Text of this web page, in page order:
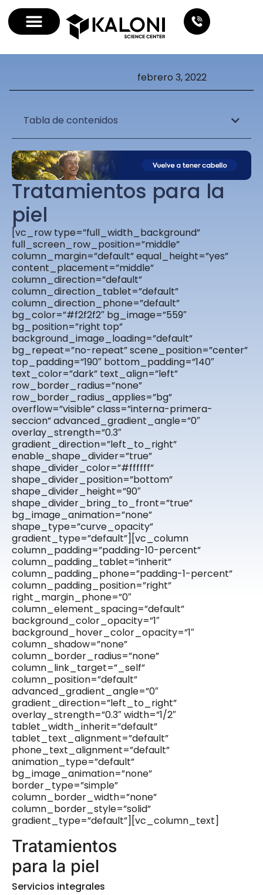
febrero 3, 2022
Tabla de contenidos
Tratamientos para la
piel
[vc_row type=”full_width_background”
full_screen_row_position=”middle”
column_margin=”default” equal_height=”yes”
content_placement=”middle”
column_direction=”default”
column_direction_tablet=”default”
column_direction_phone=”default”
bg_color=”#f2f2f2″ bg_image=”559″
bg_position=”right top”
background_image_loading=”default”
bg_repeat=”no-repeat” scene_position=”center”
top_padding=”190″ bottom_padding=”140″
text_color=”dark” text_align=”left”
row_border_radius=”none”
row_border_radius_applies=”bg”
overflow=”visible” class=”interna-primera-
seccion” advanced_gradient_angle=”0″
overlay_strength=”0.3″
gradient_direction=”left_to_right”
enable_shape_divider=”true”
shape_divider_color=”#ffffff”
shape_divider_position=”bottom”
shape_divider_height=”90″
shape_divider_bring_to_front=”true”
bg_image_animation=”none”
shape_type=”curve_opacity”
gradient_type=”default”][vc_column
column_padding=”padding-10-percent”
column_padding_tablet=”inherit”
column_padding_phone=”padding-1-percent”
column_padding_position=”right”
right_margin_phone=”0″
column_element_spacing=”default”
background_color_opacity=”1″
background_hover_color_opacity=”1″
column_shadow=”none”
column_border_radius=”none”
column_link_target=”_self”
column_position=”default”
advanced_gradient_angle=”0″
gradient_direction=”left_to_right”
overlay_strength=”0.3″ width=”1/2″
tablet_width_inherit=”default”
tablet_text_alignment=”default”
phone_text_alignment=”default”
animation_type=”default”
bg_image_animation=”none”
border_type=”simple”
column_border_width=”none”
column_border_style=”solid”
gradient_type=”default”][vc_column_text]
Tratamientos
para la piel
Servicios integrales